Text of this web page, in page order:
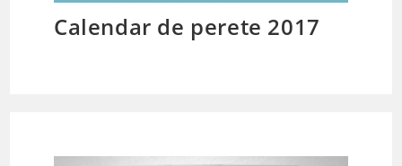
Calendar de perete 2017